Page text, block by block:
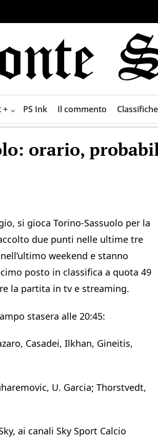
+ PS Ink Il commento
orario,
si gioca Torino-Sassuolo per la
due punti nelle ultime tre
weekend e stanno
posto in classifica a quota 49
la partita in tv e streaming.
stasera alle 20:45:
Casadei, Ilkhan, Gineitis,
U. Garcia; Thorstvedt,
ai canali Sky Sport Calcio